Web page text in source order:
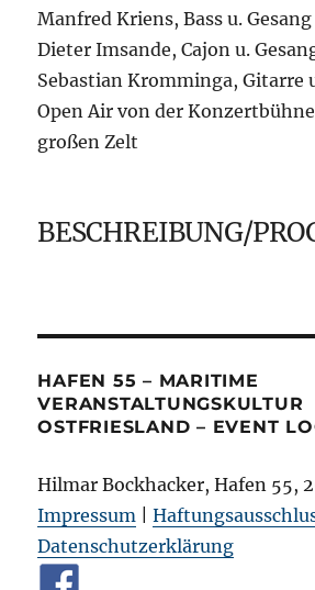
Manfred Kriens, Bass u. Gesang
Dieter Imsande, Cajon u.
Sebastian Kromminga, Gitarre
Open Air von der
großen Zelt
BESCHREIBUNG/
HAFEN 55 – MARITIME
VERANSTALTUNGSKULTUR
OSTFRIESLAND – EVENT
Hilmar Bockhacker, Hafen 55,
Impressum |
Datenschutzerklärung